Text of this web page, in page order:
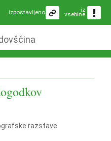
iz
vsebine
izpostavljeno
razstave